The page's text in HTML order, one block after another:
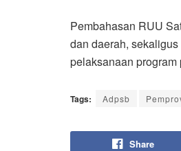
Pembahasan RUU
dan daerah,
pelaksanaan program
Tags: Adpsb
Share